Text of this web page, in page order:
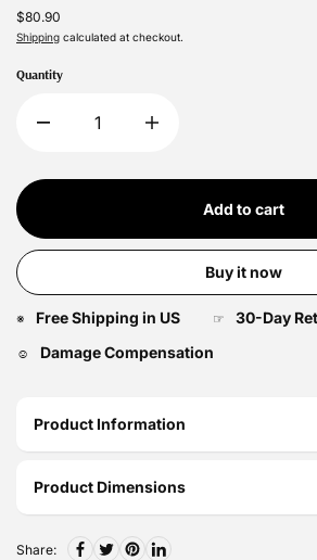
$80.90
Shipping calculated at checkout.
Quantity
Add to cart
Buy it now
※ Free Shipping in US ☞ 30-Day
☺ Damage Compensation
Product Information
Product Dimensions
Share: